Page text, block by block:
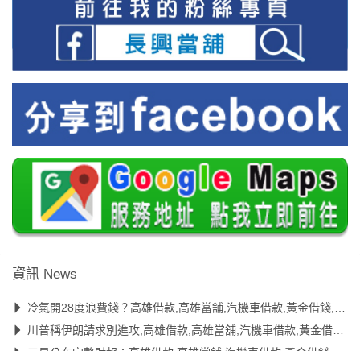
資訊 News
冷氣開28度浪費錢？高雄借款,高雄當舖,汽機車借款,黃金借錢,當舖借款,當舖利息
川普稱伊朗請求別進攻,高雄借款,高雄當舖,汽機車借款,黃金借錢,當舖借款,當舖利